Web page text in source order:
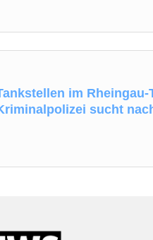
im
sucht